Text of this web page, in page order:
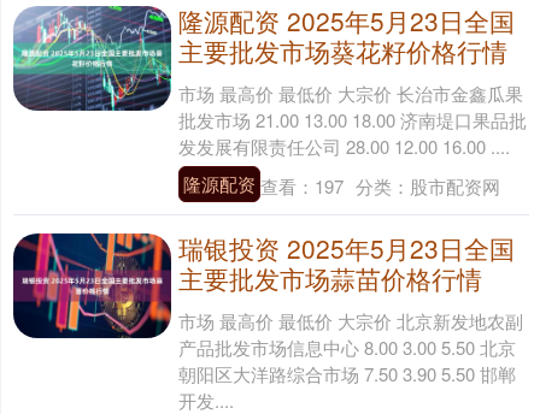
隆源配资 2025年5月23日全国
主要批发市场葵花籽价格行情
市场 最高价 最低价 大宗价 长治市金鑫瓜果
批发市场 21.00 13.00 18.00 济南堤口果品批
发发展有限责任公司 28.00 12.00 16.00 ....
隆源配资 查看： 197 分类： 股市配资网
瑞银投资 2025年5月23日全国
主要批发市场蒜苗价格行情
市场 最高价 最低价 大宗价 北京新发地农副
产品批发市场信息中心 8.00 3.00 5.50 北京
朝阳区大洋路综合市场 7.50 3.90 5.50 邯郸
开发....